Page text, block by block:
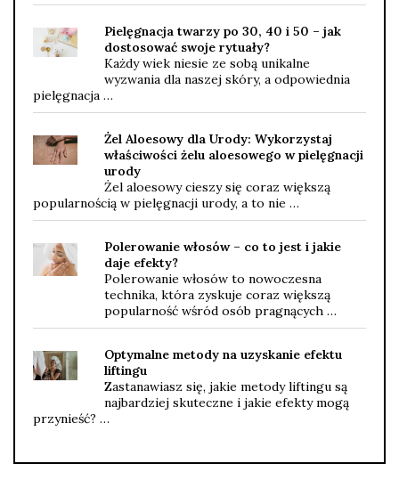
Pielęgnacja twarzy po 30, 40 i 50 – jak
dostosować swoje rytuały?
Każdy wiek niesie ze sobą unikalne
wyzwania dla naszej skóry, a odpowiednia
pielęgnacja …
Żel Aloesowy dla Urody: Wykorzystaj
właściwości żelu aloesowego w pielęgnacji
urody
Żel aloesowy cieszy się coraz większą
popularnością w pielęgnacji urody, a to nie …
Polerowanie włosów – co to jest i jakie
daje efekty?
Polerowanie włosów to nowoczesna
technika, która zyskuje coraz większą
popularność wśród osób pragnących …
Optymalne metody na uzyskanie efektu
liftingu
Zastanawiasz się, jakie metody liftingu są
najbardziej skuteczne i jakie efekty mogą
przynieść? …